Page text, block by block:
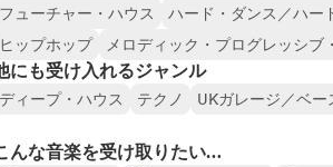
フューチャー・ハウス ハード・ダンス／ハー
ヒップホップ
メロディック・プログレッシブ
にも受け入れるジャンル
ディープ・ハウス テクノ UKガレージ／ベー
んな音楽を受け取りたい…